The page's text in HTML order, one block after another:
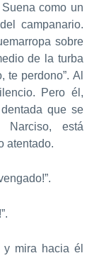
como un
campanario.
sobre
de la turba
te perdono”. Al
Pero él,
que se
está
atentado.
mira hacia él